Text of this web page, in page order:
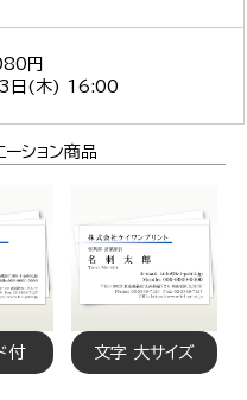
円
日(木) 16:00
ション商品
付 文字 大サイズ